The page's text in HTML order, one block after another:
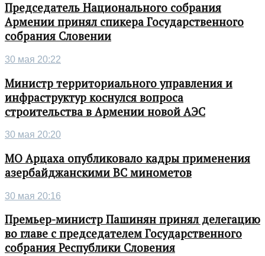
Председатель Национального собрания
Армении принял спикера Государственного
собрания Словении
30 мая 20:22
Министр территориального управления и
инфраструктур коснулся вопроса
строительства в Армении новой АЭС
30 мая 20:20
МО Арцаха опубликовало кадры применения
азербайджанскими ВС минометов
30 мая 20:16
Премьер-министр Пашинян принял делегацию
во главе с председателем Государственного
собрания Республики Словения